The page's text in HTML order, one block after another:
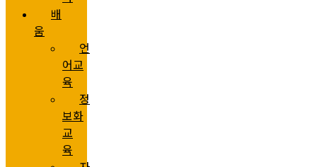
배
움
언
어교
육
정
보화
교
육